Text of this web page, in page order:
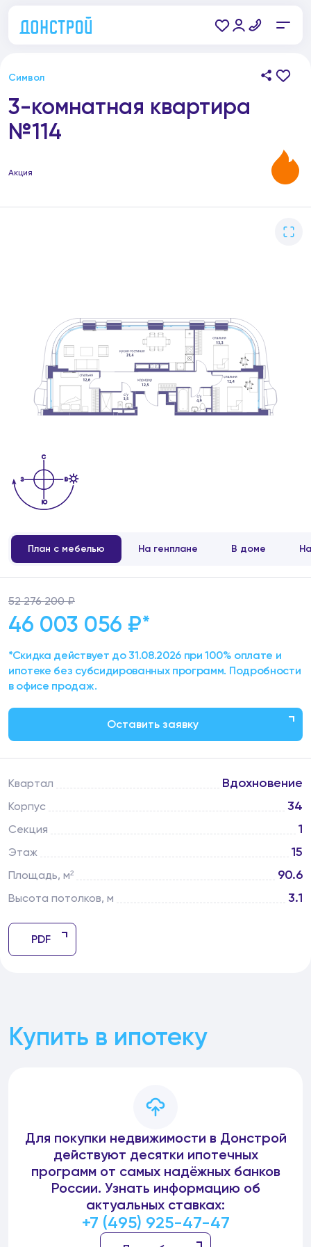
Символ
3-комнатная квартира
№114
Акция
План с мебелью На генплане В доме
Квартал Вдохновение
Корпус 34
Секция 1
Этаж 15
Площадь, м² 90.6
Высота потолков, м 3.1
PDF
52 276 200 ₽
46 003 056 ₽*
*Скидка действует до 31.08.2026 при 100% оплате и
ипотеке без субсидированных программ. Подробности
в офисе продаж.
Оставить заявку
Купить в ипотеку
Для покупки недвижимости в Донстрой
действуют десятки ипотечных
программ от самых надёжных банков
России. Узнать информацию об
актуальных ставках:
+7 (495) 925-47-47